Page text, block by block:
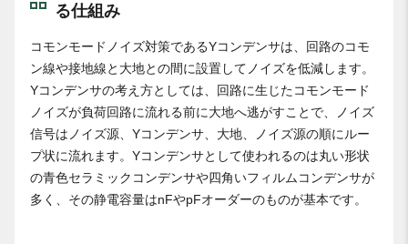
る仕組み
コモンモードノイズ対策であるYコンデンサは、回路のコモ
ン線や接地線と大地との間に設置してノイズを低減します。
Yコンデンサの考え方としては、回路に生じたコモンモード
ノイズが負荷回路に流れる前に大地へ逃がすことで、ノイズ
信号はノイズ源、Yコンデンサ、大地、ノイズ源の順にルー
プ状に流れます。Yコンデンサとして使われるのは丸い形状
の青色セラミックコンデンサや四角いフィルムコンデンサが
多く、その静電容量はnFやpFオーダーのものが基本です。